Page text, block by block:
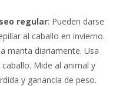
regular: Pueden darse
al caballo en invierno.
manta diariamente. Usa
Mide al animal y
y ganancia de peso.